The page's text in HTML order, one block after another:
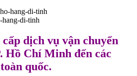
di-tinh
dịch vụ vận chuyển
Hồ Chí Minh đến các
quốc.